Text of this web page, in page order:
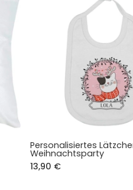
Personalisiertes
Weihnachtsparty
13,90 €